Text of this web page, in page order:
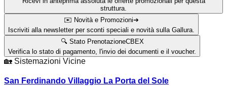
struttura.
✉️ Novità e Promozioni➔
Iscriviti alla newsletter per sconti speciali e novità sulla Gallura.
🔍 Stato PrenotazioneCBEX
Verifica lo stato di pagamento, l'invio dei documenti e il voucher.
🏡 Sistemazioni Vicine
San Ferdinando Villaggio La Porta del Sole